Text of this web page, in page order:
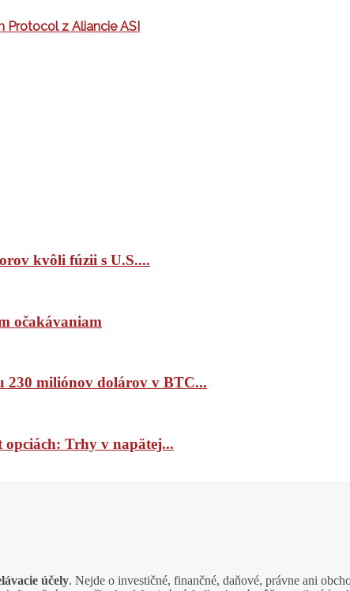
z Aliancie ASI
kvôli fúzii s U.S....
očakávaniam
230 miliónov dolárov v BTC...
Trhy v napätej...
účely. Nejde o investičné, finančné, daňové, právne ani